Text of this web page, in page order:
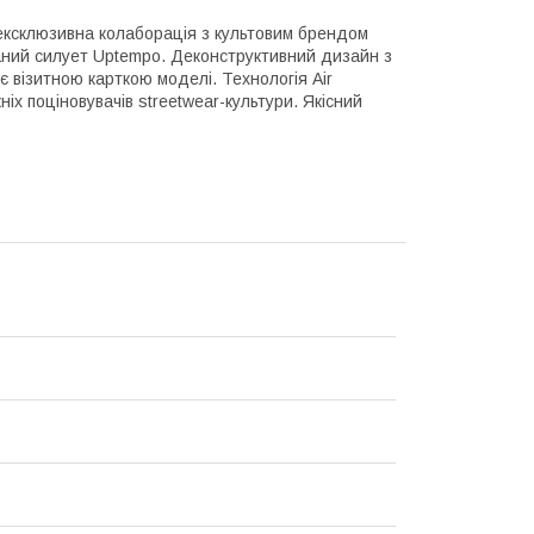
колаборація з культовим брендом
силует Uptempo. Деконструктивний дизайн з
карткою моделі. Технологія Air
поціновувачів streetwear-культури. Якісний